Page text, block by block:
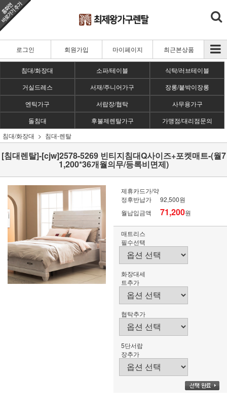
로그인 회원가입 마이페이지 최근본상품
침대/화장대 소파/테이블
식탁/러브테이블
거실드레스
서재/주니어가구
장롱/붙박이장롱
엔틱가구
서랍장/협탁
사무용가구
돌침대
후불제렌탈가구
가맹점/대리점문의
침대/화장대
침대-렌탈
[침대렌탈]-[cjw]2578-5269 빈티지침대Q사이즈+포켓매트-(월7
1,200*36개월의무/등록비면제)
제휴카드가/약
정후반납가
92,500원
월납입금액
71,200원
매트리스
필수선택
화장대세
트추가
협탁추가
5단서랍
장추가